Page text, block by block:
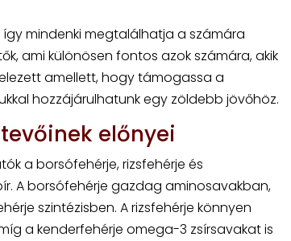
így mindenki megtalálhatja a számára
ami különösen fontos azok számára, akik
amellett, hogy támogassa a
hozzájárulhatunk egy zöldebb jövőhöz.
előnyei
a borsófehérje, rizsfehérje és
A borsófehérje gazdag aminosavakban,
szintézisben. A rizsfehérje könnyen
a kenderfehérje omega-3 zsírsavakat is